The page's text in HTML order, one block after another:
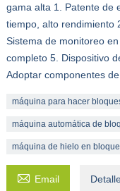
gama alta 1. Patente de
tiempo, alto rendimiento
Sistema de monitoreo
completo 5. Dispositivo
Adoptar componentes
máquina para hacer
máquina automática de
máquina de hielo en
 Email